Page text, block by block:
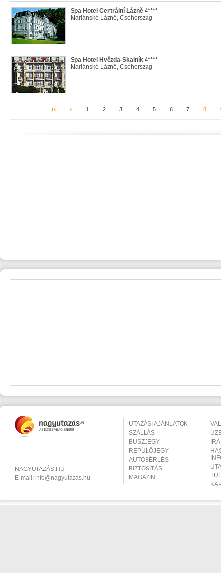
Spa Hotel Centrální Láznĕ 4****
Mariánské Lázně, Csehország
Spa Hotel Hvĕzda-Skalník 4****
Mariánské Lázně, Csehország
1 2 3 4 5 6 7 8
NAGYUTAZÁS.HU
E-mail: info@nagyutazas.hu
UTAZÁSI AJÁNLATOK
SZÁLLÁS
BUSZJEGY
REPÜLŐJEGY
AUTÓBÉRLÉS
BIZTOSÍTÁS
MAGAZIN